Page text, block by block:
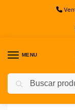
MENU
Inicio Storage / NAS